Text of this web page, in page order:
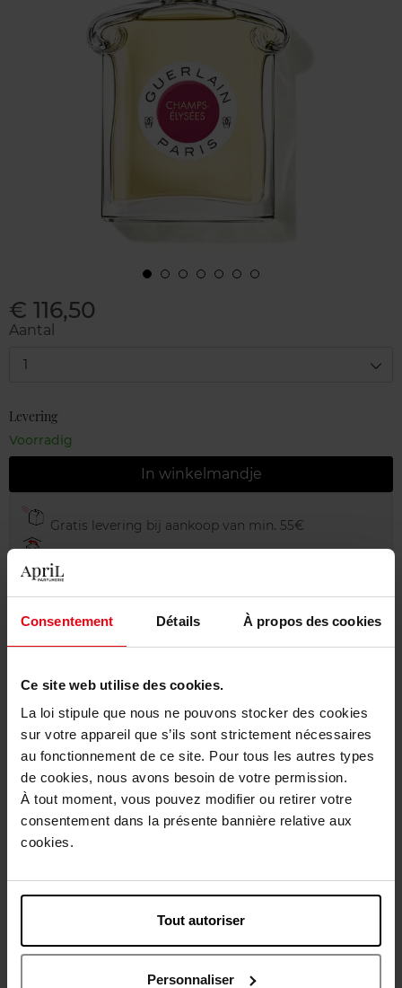
Consentement Détails À propos des cookies
Ce site web utilise des cookies.
La loi stipule que nous ne pouvons stocker des cookies
sur votre appareil que s’ils sont strictement nécessaires
au fonctionnement de ce site. Pour tous les autres types
de cookies, nous avons besoin de votre permission.
À tout moment, vous pouvez modifier ou retirer votre
consentement dans la présente bannière relative aux
cookies.
Tout autoriser
Personnaliser
€ 116,50
Aantal
1
Levering
Voorradig
In winkelmandje
Gratis levering bij aankoop van min. 55€
Beschrijving
Karakteristieken
Review Beleid inzake klantbeoordelingen